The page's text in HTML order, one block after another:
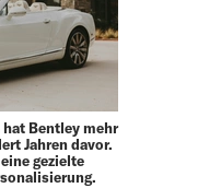
hat Bentley mehr
Jahren davor.
gezielte